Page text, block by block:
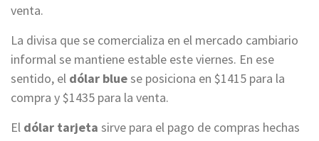
venta.
La divisa que se comercializa en el mercado cambiario
informal se mantiene estable este viernes. En ese
sentido, el dólar bluese posiciona en $1415 para la
compra y $1435 para la venta.
El dólar tarjeta sirve para el pago de compras hechas